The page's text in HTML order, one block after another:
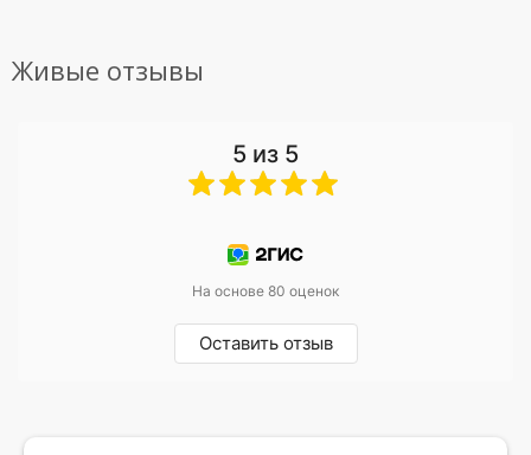
Живые отзывы
5 из 5
На основе 80 оценок
Оставить отзыв